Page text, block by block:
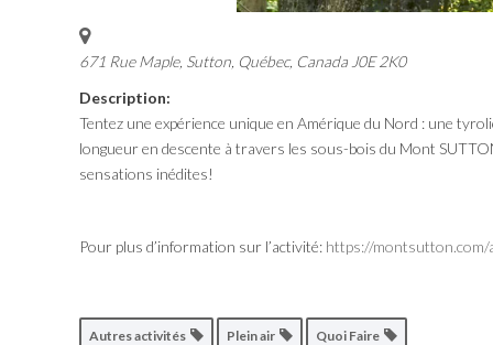
671 Rue Maple, Sutton Québec, Canada J0E 2K0
Description:
Tentez une expérience unique en Amérique du Nord : une
longueur en descente à travers les sous-bois du Mont
sensations inédites!
Pour plus d’information sur l’activité: https://
Autres activités Plein air Quoi Faire